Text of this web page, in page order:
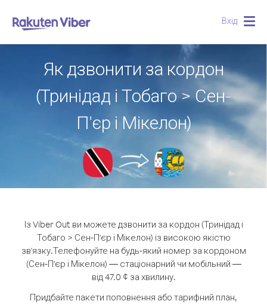
Вхід
Як дзвонити за кордон
(Тринідад і Тобаго > Сен-
П'єр і Мікелон)
Із Viber Out ви можете дзвонити за кордон (Тринідад і
Тобаго > Сен-П'єр і Мікелон) із високою якістю
зв'язку.Телефонуйте на будь-який номер за кордоном
(Сен-П'єр і Мікелон) — стаціонарний чи мобільний —
від 47.0 ¢ за хвилину.
Придбайте пакети поповнення або тарифний план,